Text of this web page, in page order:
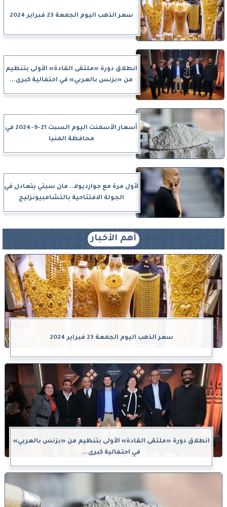
سعر الذهب اليوم الجمعة 23 فبراير 2024
انطلاق دورة «ملتقى القادة» الأولى بتنظيم
من «بزنس بالعربي» في احتفالية كبرى...
أسعار الأسمنت اليوم السبت 21-9-2024 في
محافظة المنيا
لأول مرة مع جوارديولا.. مان سيتي يتعادل في
الجولة الافتتاحية بالتشامبيونزليج
أهم الأخبار
سعر الذهب اليوم الجمعة 23 فبراير 2024
انطلاق دورة «ملتقى القادة» الأولى بتنظيم من «بزنس بالعربي»
في احتفالية كبرى...